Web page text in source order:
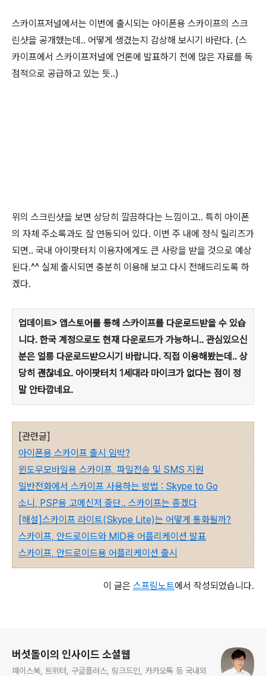
스카이프저널에서는 이번에 출시되는 아이폰용 스카이프의 스크
린샷을 공개했는데.. 어떻게 생겼는지 감상해 보시기 바란다. (스
카이프에서 스카이프저널에 언론에 발표하기 전에 많은 자료를 독
점적으로 공급하고 있는 듯..)
위의 스크린샷을 보면 상당히 깔끔하다는 느낌이고.. 특히 아이폰
의 자체 주소록과도 잘 연동되어 있다. 이번 주 내에 정식 릴리즈가
되면.. 국내 아이팟터치 이용자에게도 큰 사랑을 받을 것으로 예상
된다.^^ 실제 출시되면 충분히 이용해 보고 다시 전해드리도록 하
겠다.
업데이트> 앱스토어를 통해 스카이프를 다운로드받을 수 있습
니다. 한국 계정으로도 현재 다운로드가 가능하니.. 관심있으신
분은 얼릉 다운로드받으시기 바랍니다. 직접 이용해봤는데.. 상
당히 괜찮네요. 아이팟터치 1세대라 마이크가 없다는 점이 정
말 안타깝네요.
[관련글]
아이폰용 스카이프 출시 임박?
윈도우모바일용 스카이프, 파일전송 및 SMS 지원
일반전화에서 스카이프 사용하는 방법 : Skype to Go
소니, PSP용 고메신저 중단.. 스카이프는 종겠다
[해설]스카이프 라이트(Skype Lite)는 어떻게 통화될까?
스카이프, 안드로이드와 MID용 어플리케이션 발표
스카이프, 안드로이드용 어플리케이션 출시
이 글은 스프링노트에서 작성되었습니다.
버섯돌이의 인사이드 소셜웹
페이스북, 트위터, 구글플러스, 링크드인, 카카오톡 등 국내외